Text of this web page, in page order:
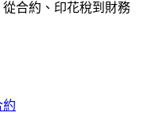
合約、印花稅到財務
約